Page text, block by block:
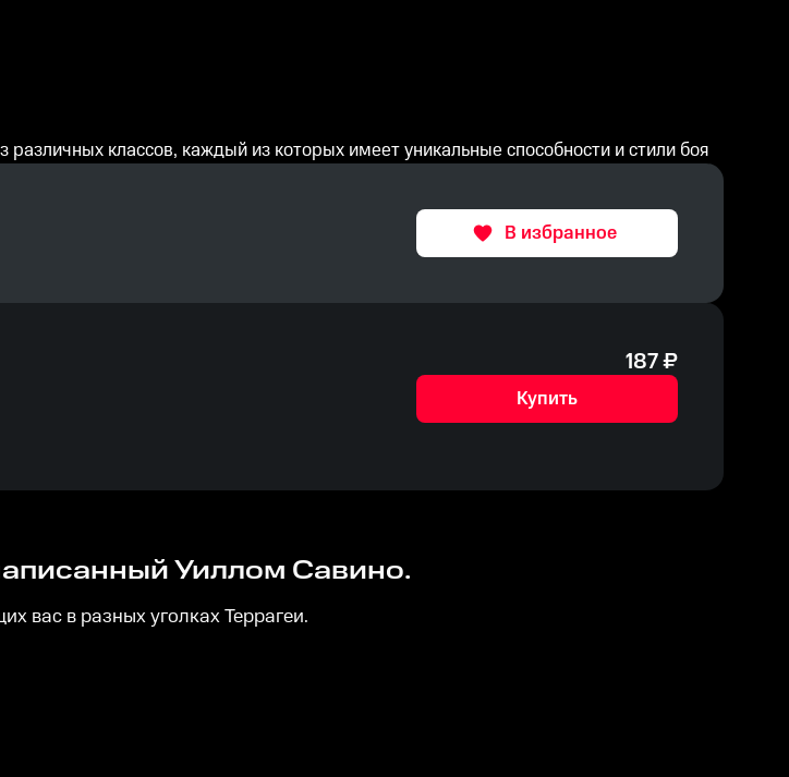
классов, каждый из которых имеет уникальные способности и стили боя
В избранное
187₽
Купить
Уиллом Савино.
вас в разных уголках Террагеи.